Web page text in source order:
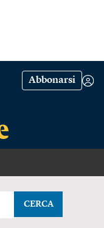
Abbonarsi
CERCA